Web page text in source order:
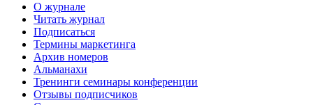
О журнале
Читать журнал
Подписаться
Термины маркетинга
Архив номеров
Альманахи
Тренинги семинары конференции
Отзывы подписчиков